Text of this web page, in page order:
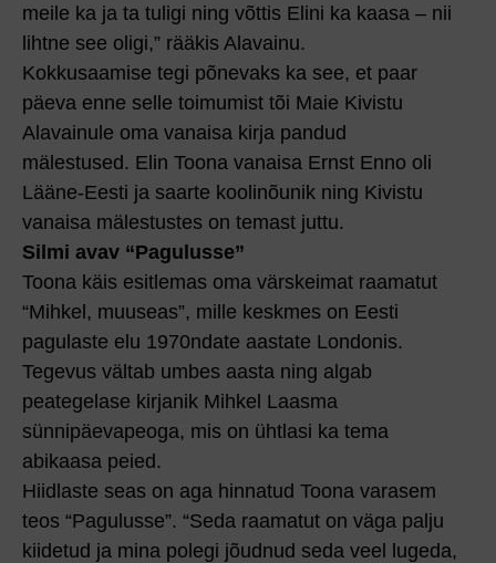
meile ka ja ta tuligi ning võttis Elini ka kaasa – nii
lihtne see oligi,” rääkis Alavainu.
Kokkusaamise tegi põnevaks ka see, et paar
päeva enne selle toimumist tõi Maie Kivistu
Alavainule oma vanaisa kirja pandud
mälestused. Elin Toona vanaisa Ernst Enno oli
Lääne-Eesti ja saarte koolinõunik ning Kivistu
vana­isa mälestustes on temast juttu.
Silmi avav “Pagulusse”
Toona käis esitlemas oma värskeimat raamatut
“Mihkel, muuseas”, mille keskmes on Eesti
pagulaste elu 1970ndate aastate Londonis.
Tegevus vältab umbes aasta ning algab
peategelase kirjanik Mihkel Laasma
sünnipäevapeoga, mis on ühtlasi ka tema
abikaasa peied.
Hiidlaste seas on aga hinnatud Toona varasem
teos “Pagulusse”. “Seda raamatut on väga palju
kiidetud ja mina polegi jõudnud seda veel lugeda,